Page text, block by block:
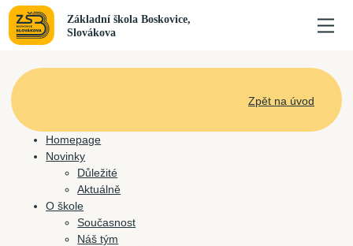
Zpět na úvod
Homepage
Novinky
Důležité
Aktuálně
O škole
Současnost
Náš tým